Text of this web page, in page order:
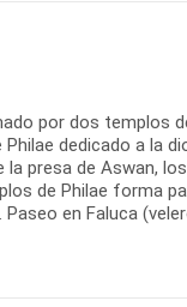
por dos templos
dedicado a la
la presa de Aswan,
de Philae forma
en Faluca